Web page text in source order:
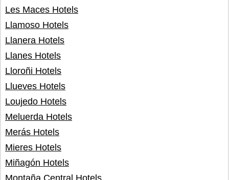
Les Maces Hotels
Llamoso Hotels
Llanera Hotels
Llanes Hotels
Lloroñi Hotels
Llueves Hotels
Loujedo Hotels
Meluerda Hotels
Merás Hotels
Mieres Hotels
Miñagón Hotels
Montaña Central Hotels